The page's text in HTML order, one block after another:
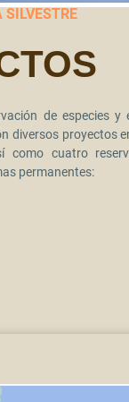
de especies y
diversos proyectos
como cuatro
permanentes: